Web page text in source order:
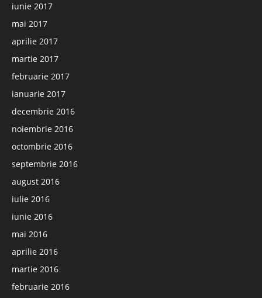
iunie 2017
mai 2017
aprilie 2017
martie 2017
februarie 2017
ianuarie 2017
decembrie 2016
noiembrie 2016
octombrie 2016
septembrie 2016
august 2016
iulie 2016
iunie 2016
mai 2016
aprilie 2016
martie 2016
februarie 2016